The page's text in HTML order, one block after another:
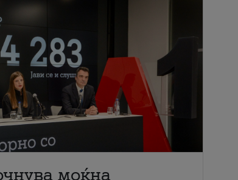
моќна